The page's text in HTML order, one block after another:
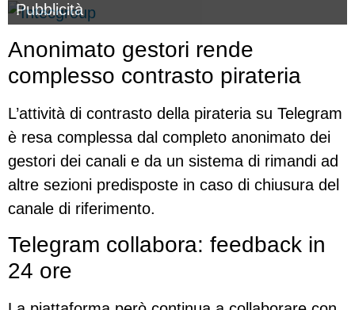
Pubblicità
Anonimato gestori rende
complesso contrasto pirateria
L’attività di contrasto della pirateria su Telegram
è resa complessa dal completo anonimato dei
gestori dei canali e da un sistema di rimandi ad
altre sezioni predisposte in caso di chiusura del
canale di riferimento.
Telegram collabora: feedback in
24 ore